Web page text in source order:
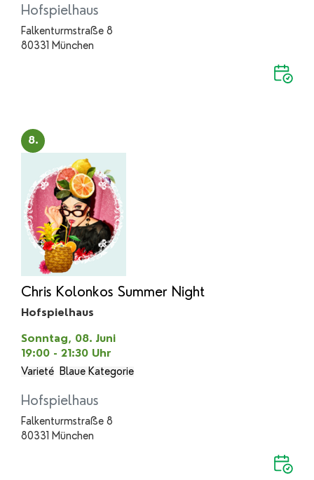
Hofspielhaus
Falkenturmstraße 8
80331 München
8.
Chris Kolonkos Summer Night
Hofspielhaus
Sonntag, 08. Juni
19:00 - 21:30 Uhr
Varieté Blaue Kategorie
Hofspielhaus
Falkenturmstraße 8
80331 München